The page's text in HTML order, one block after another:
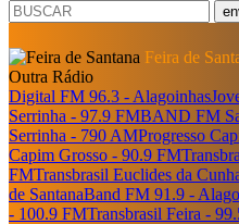
Feira de
Outra Rádio
Digital FM 96.3 - Alagoinhas
Serrinha - 97.9 FMBAND FM
Serrinha - 790 AMProgresso
Capim Grosso - 90.9 FM
FMTransbrasil Euclides da
de SantanaBand FM 91.9 -
- 100.9 FMTransbrasil Feira -